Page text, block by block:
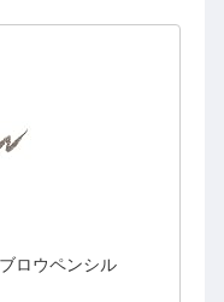
ロウペンシル